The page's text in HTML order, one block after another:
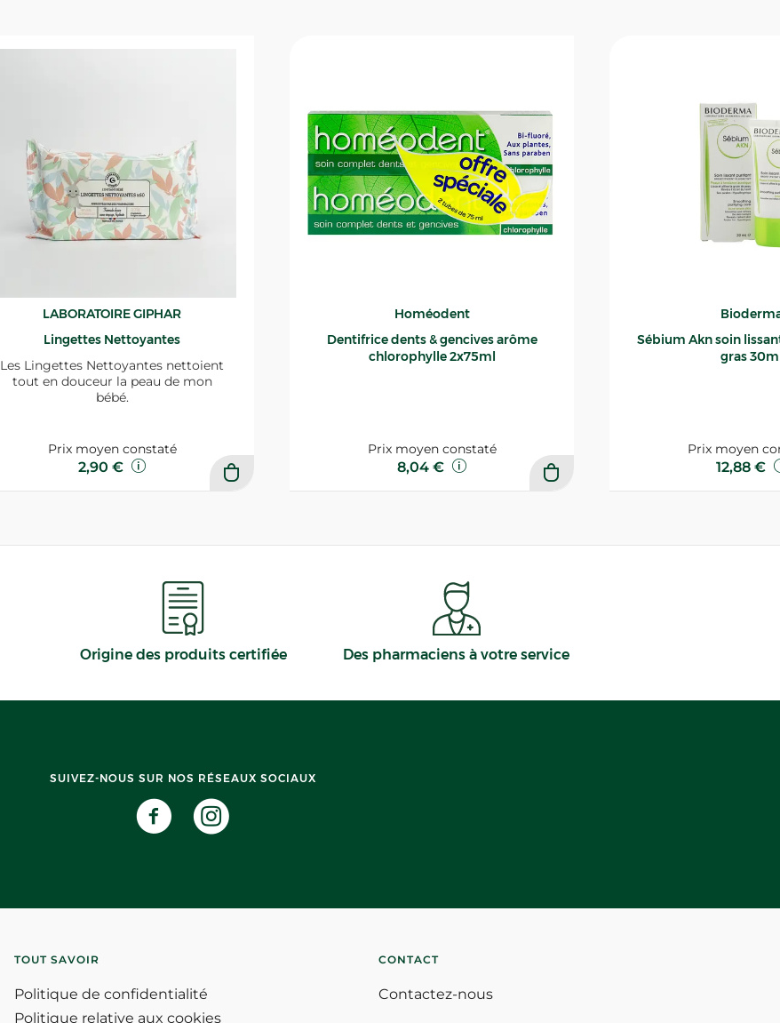
LABORATOIRE GIPHAR
Lingettes Nettoyantes
Les Lingettes Nettoyantes nettoient
tout en douceur la peau de mon
bébé.
Prix moyen constaté
2,90 €
Homéodent
Dentifrice dents & gencives arôme
chlorophylle 2x75ml
Prix moyen constaté
8,04 €
Sébium Akn soin lissant
gras
Prix moyen
12,88 €
Origine des produits certifiée Des pharmaciens à votre service
SUIVEZ-NOUS SUR NOS RÉSEAUX SOCIAUX
TOUT SAVOIR
Politique de confidentialité
Politique relative aux cookies
CONTACT
Contactez-nous